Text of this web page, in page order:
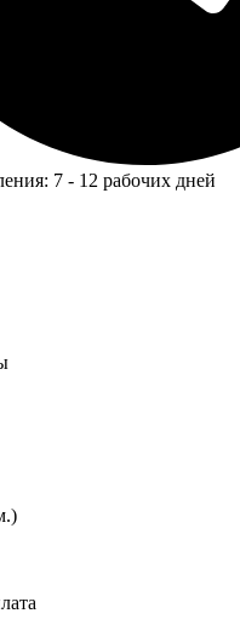
7 - 12 рабочих дней